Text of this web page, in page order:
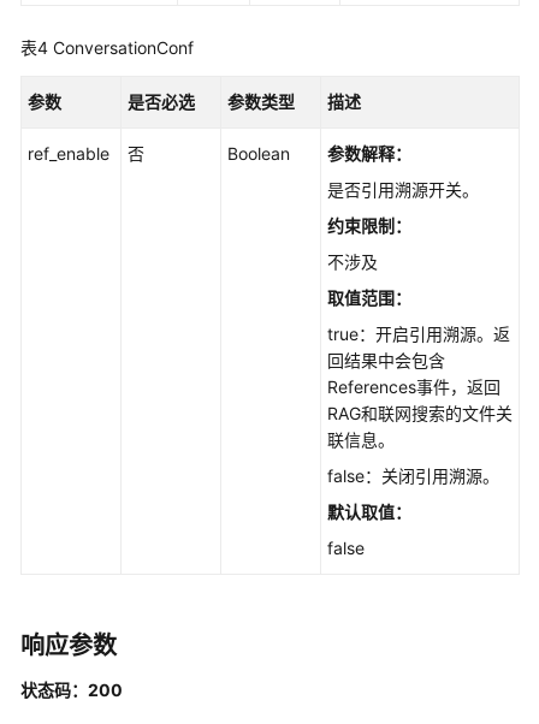
表4 ConversationConf
参数 是否必选 参数类型 描述
ref_enable 否 Boolean
参数解释：
是否引用溯源开关。
约束限制：
不涉及
取值范围：
true：开启引用溯源。返
回结果中会包含
References事件，返回
RAG和联网搜索的文件关
联信息。
false：关闭引用溯源。
默认取值：
false
响应参数
状态码：200